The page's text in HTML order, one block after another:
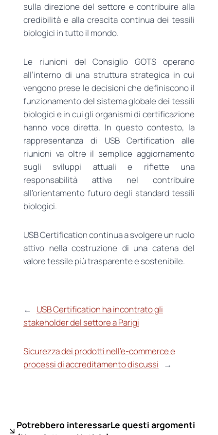
sulla direzione del settore e contribuire alla
credibilità e alla crescita continua dei tessili
biologici in tutto il mondo.
Le riunioni del Consiglio GOTS operano
all’interno di una struttura strategica in cui
vengono prese le decisioni che definiscono il
funzionamento del sistema globale dei tessili
biologici e in cui gli organismi di certificazione
hanno voce diretta. In questo contesto, la
rappresentanza di USB Certification alle
riunioni va oltre il semplice aggiornamento
sugli sviluppi attuali e riflette una
responsabilità attiva nel contribuire
all’orientamento futuro degli standard tessili
biologici.
USB Certification continua a svolgere un ruolo
attivo nella costruzione di una catena del
valore tessile più trasparente e sostenibile.
←
USB Certification ha incontrato gli
stakeholder del settore a Parigi
Sicurezza dei prodotti nell’e-commerce e
processi di accreditamento discussi
→
Potrebbero interessarLe questi argomenti